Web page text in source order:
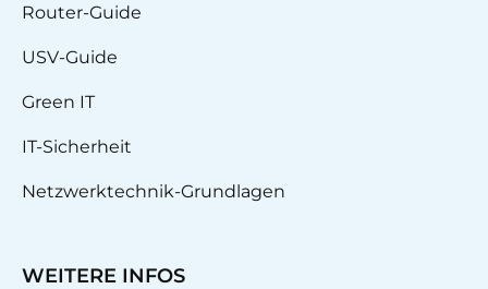
Router-Guide
USV-Guide
Green IT
IT-Sicherheit
Netzwerktechnik-Grundlagen
WEITERE INFOS